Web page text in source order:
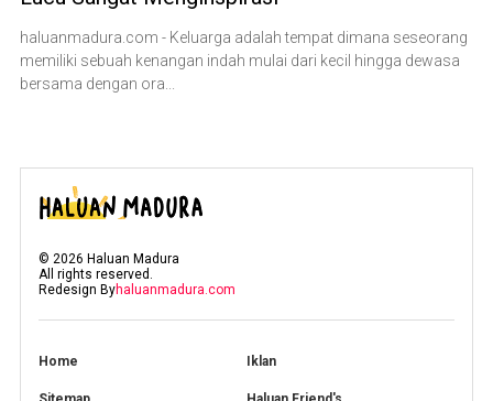
haluanmadura.com - Keluarga adalah tempat dimana seseorang
memiliki sebuah kenangan indah mulai dari kecil hingga dewasa
bersama dengan ora...
©2026 Haluan Madura
All rights reserved.
Redesign Byhaluanmadura.com
Home Iklan